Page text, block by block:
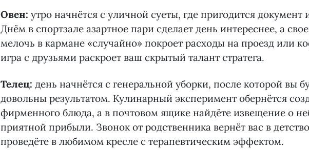
Овен: утро начнётся с уличной суеты, где пригодится документ
Днём в спортзале азартное пари сделает день интереснее, а
мелочь в кармане «случайно» покроет расходы на проезд или
игра с друзьями раскроет ваш скрытый талант стратега.
Телец: день начнётся с генеральной уборки, после которой вы
довольны результатом. Кулинарный эксперимент обернётся
фирменного блюда, а в почтовом ящике найдёте извещение о
приятной прибыли. Звонок от родственника вернёт вас в
проведёте в любимом кресле с терапевтическим эффектом.